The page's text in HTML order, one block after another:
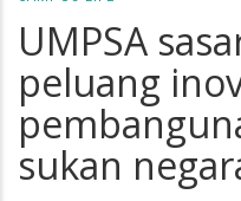
UMPSA
peluang
sukan